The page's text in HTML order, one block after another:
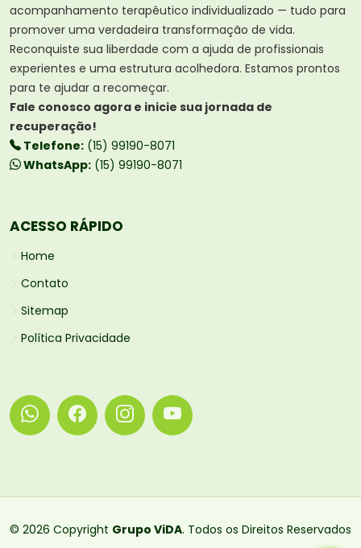
acompanhamento terapêutico individualizado — tudo para
promover uma verdadeira transformação de vida.
Reconquiste sua liberdade com a ajuda de profissionais
experientes e uma estrutura acolhedora. Estamos prontos
para te ajudar a recomeçar.
Fale conosco agora e inicie sua jornada de
recuperação!
Telefone: (15) 99190-8071
WhatsApp: (15) 99190-8071
ACESSO RÁPIDO
Home
Contato
Sitemap
Política Privacidade
© 2026 Copyright Grupo ViDA. Todos os Direitos Reservados